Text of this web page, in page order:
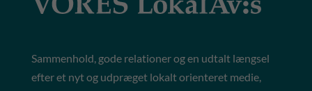
Sammenhold, gode relationer og en udtalt længsel
efter et nyt og udpræget lokalt orienteret medie,